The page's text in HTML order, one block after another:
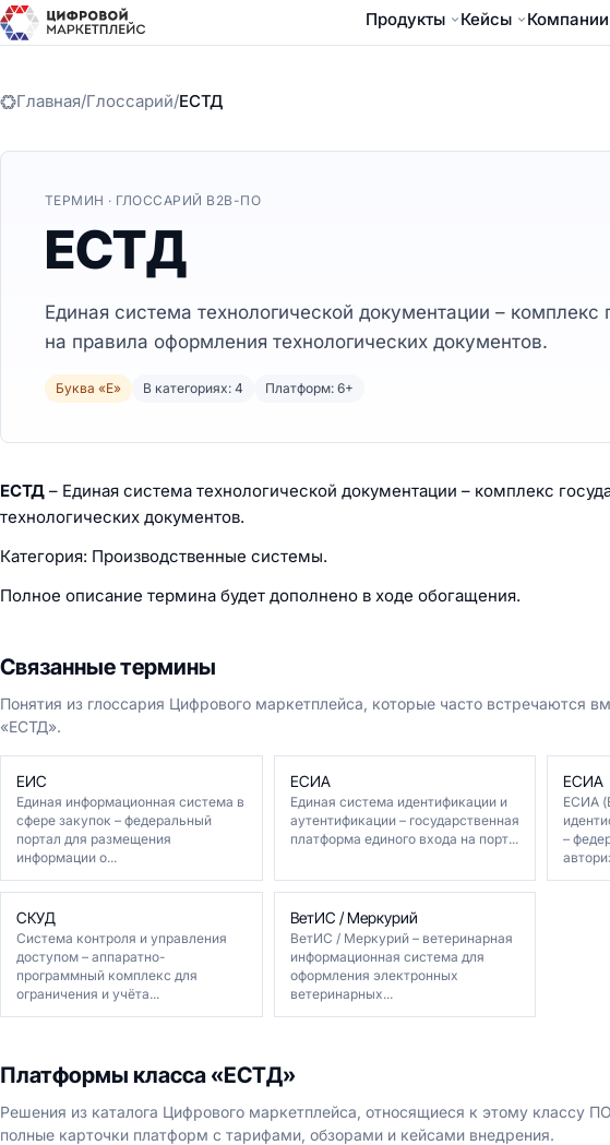
Продукты Кейсы Компании
Главная/Глоссарий/ЕСТД
ТЕРМИН · ГЛОССАРИЙ B2B-ПО
ЕСТД
Единая система технологической документации – комплекс
на правила оформления технологических документов.
Буква «Е» В категориях: 4 Платформ: 6+
ЕСТД – Единая система технологической документации – комплекс
технологических документов.
Категория: Производственные системы.
Полное описание термина будет дополнено в ходе обогащения.
Связанные термины
Понятия из глоссария Цифрового маркетплейса, которые часто встречаются
«ЕСТД».
ЕИС
Единая информационная система в
сфере закупок – федеральный
портал для размещения
информации о...
ЕСИА
Единая система идентификации и
аутентификации – государственная
платформа единого входа на порт...
ЕСИА
ЕСИА
–
СКУД
Система контроля и управления
доступом – аппаратно-
программный комплекс для
ограничения и учёта...
ВетИС / Меркурий
ВетИС / Меркурий – ветеринарная
информационная система для
оформления электронных
ветеринарных...
Платформы класса «ЕСТД»
Решения из каталога Цифрового маркетплейса, относящиеся к этому классу
полные карточки платформ с тарифами, обзорами и кейсами внедрения.